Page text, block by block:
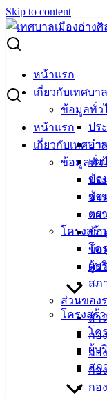
Skip to content
หน้าแรก
เกี่ยวกับเทศบาล
ข้อมูลทั่ว
ปร
อำ
แผ
ข้อ
ข้อ
ตร
โครงสร้
โค
ผู้บ
สภ
ส่วนของ
สำ
กอ
กอ
กอ
กอ
หน้าแรก
เกี่ยวกับเทศบาล
ข้อมูลทั่ว
ปร
อำ
แผ
ข้อ
ข้อ
ตร
โครงสร้
โค
ผู้บ
สภ
Search for:
ราคาประเมินทุนทรั
ประจำปี พ.ศ.2567
ราคาประเมิ
สร้าง (ภ.ด.ส
มีนาคม 5, 2024
ดาวน์โหลด
เมืองอ่าง
เทศบาลเมือง